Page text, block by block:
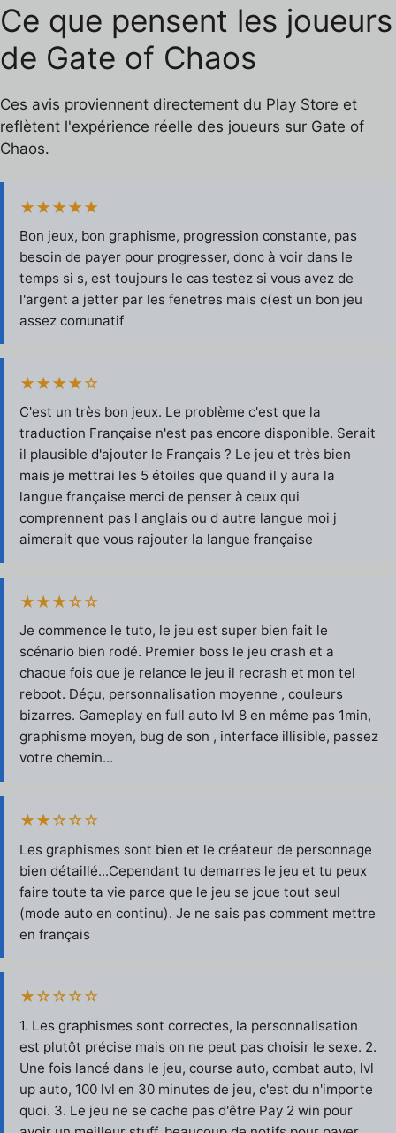
Ce que pensent les joueurs
de Gate of Chaos
Ces avis proviennent directement du Play Store et
reflètent l'expérience réelle des joueurs sur Gate of
Chaos.
★★★★★
Bon jeux, bon graphisme, progression constante, pas
besoin de payer pour progresser, donc à voir dans le
temps si s, est toujours le cas testez si vous avez de
l'argent a jetter par les fenetres mais c(est un bon jeu
assez comunatif
★★★★☆
C'est un très bon jeux. Le problème c'est que la
traduction Française n'est pas encore disponible. Serait
il plausible d'ajouter le Français ? Le jeu et très bien
mais je mettrai les 5 étoiles que quand il y aura la
langue française merci de penser à ceux qui
comprennent pas l anglais ou d autre langue moi j
aimerait que vous rajouter la langue française
★★★☆☆
Je commence le tuto, le jeu est super bien fait le
scénario bien rodé. Premier boss le jeu crash et a
chaque fois que je relance le jeu il recrash et mon tel
reboot. Déçu, personnalisation moyenne , couleurs
bizarres. Gameplay en full auto lvl 8 en même pas 1min,
graphisme moyen, bug de son , interface illisible, passez
votre chemin...
★★☆☆☆
Les graphismes sont bien et le créateur de personnage
bien détaillé...Cependant tu demarres le jeu et tu peux
faire toute ta vie parce que le jeu se joue tout seul
(mode auto en continu). Je ne sais pas comment mettre
en français
★☆☆☆☆
1. Les graphismes sont correctes, la personnalisation
est plutôt précise mais on ne peut pas choisir le sexe. 2.
Une fois lancé dans le jeu, course auto, combat auto, lvl
up auto, 100 lvl en 30 minutes de jeu, c'est du n'importe
quoi. 3. Le jeu ne se cache pas d'être Pay 2 win pour